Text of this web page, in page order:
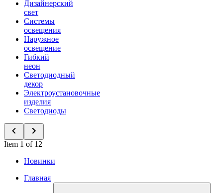
Дизайнерский
свет
Системы
освещения
Наружное
освещение
Гибкий
неон
Светодиодный
декор
Электроустановочные
изделия
Светодиоды
Item 1 of 12
Новинки
Главная